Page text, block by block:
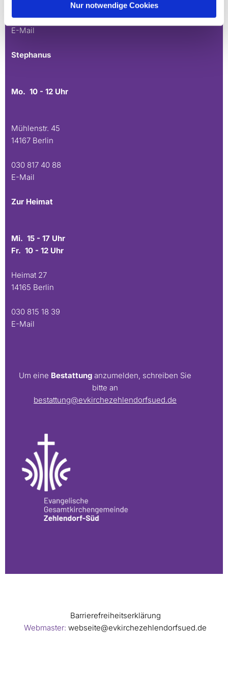
Nur notwendige Cookies
030 815 45 54
E-Mail
Stephanus
Mo. 10 - 12 Uhr
Mühlenstr. 45
14167 Berlin
030 817 40 88
E-Mail
Zur Heimat
Mi. 15 - 17 Uhr
Fr. 10 - 12 Uhr
Heimat 27
14165 Berlin
030 815 18 39
E-Mail
Um eine Bestattung anzumelden, schreiben Sie
bitte an
bestattung@evkirchezehlendorfsued.de
Barrierefreiheitserklärung
Webmaster: webseite@evkirchezehlendorfsued.de